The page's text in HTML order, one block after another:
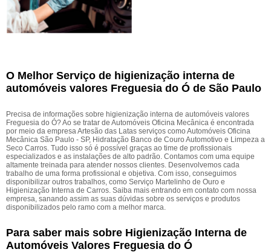
O Melhor Serviço de higienização interna de
automóveis valores Freguesia do Ó de São Paulo
Precisa de informações sobre higienização interna de automóveis valores
Freguesia do Ó? Ao se tratar de Automóveis Oficina Mecânica é encontrada
por meio da empresa Artesão das Latas serviços como Automóveis Oficina
Mecânica São Paulo - SP, Hidratação Banco de Couro Automotivo e Limpeza a
Seco Carros. Tudo isso só é possível graças ao time de profissionais
especializados e as instalações de alto padrão. Contamos com uma equipe
altamente treinada para atender nossos clientes. Desenvolvemos cada
trabalho de uma forma profissional e objetiva. Com isso, conseguimos
disponibilizar outros trabalhos, como Serviço Martelinho de Ouro e
Higienização Interna de Carros. Saiba mais entrando em contato com nossa
empresa, sanando assim as suas dúvidas sobre os serviços e produtos
disponibilizados pelo ramo com a melhor marca.
Para saber mais sobre Higienização Interna de
Automóveis Valores Freguesia do Ó